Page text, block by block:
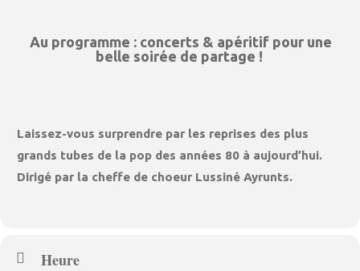
Au programme : concerts & apéritif pour une
belle soirée de partage !
Laissez-vous surprendre par les reprises des plus
grands tubes de la pop des années 80 à aujourd’hui.
Dirigé par la cheffe de choeur Lussiné Ayrunts.
Heure